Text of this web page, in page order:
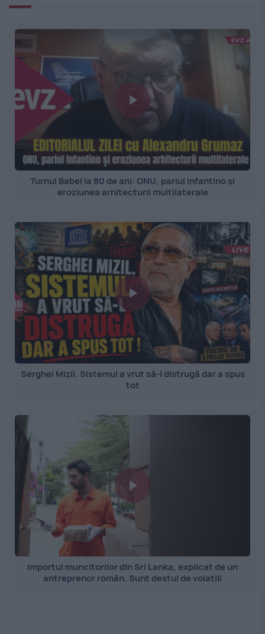
Turnul Babel la 80 de ani: ONU, pariul Infantino și
eroziunea arhitecturii multilaterale
Serghei Mizil. Sistemul a vrut să-l distrugă dar a spus
tot
Importul muncitorilor din Sri Lanka, explicat de un
antreprenor român. Sunt destul de volatili